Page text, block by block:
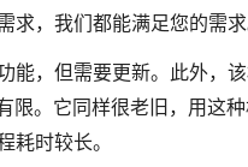
求，我们都能满足您的需求
能，但需要更新。此外，
限。它同样很老旧，用这
耗时较长。